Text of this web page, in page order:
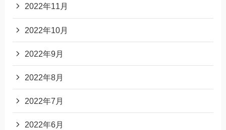
2022年11月
2022年10月
2022年9月
2022年8月
2022年7月
2022年6月